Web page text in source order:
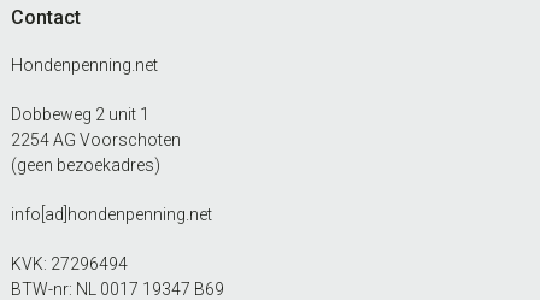
Contact
Hondenpenning.net
Dobbeweg 2 unit 1
2254 AG Voorschoten
(geen bezoekadres)
info[ad]hondenpenning.net
KVK: 27296494
BTW-nr: NL 0017 19347 B69